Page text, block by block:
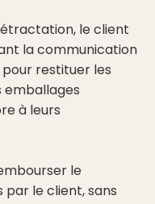
le client
la communication
restituer les
emballages
à leurs
le
le client, sans